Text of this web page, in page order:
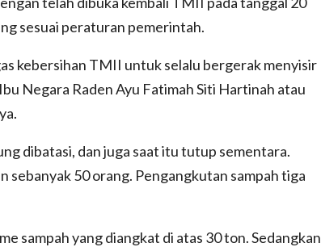
sesuai peraturan pemerintah.
kebersihan TMII untuk selalu bergerak menyisir
Negara Raden Ayu Fatimah Siti Hartinah atau
dibatasi, dan juga saat itu tutup sementara.
50 orang. Pengangkutan sampah tiga
sampah yang diangkat di atas 30 ton. Sedangkan